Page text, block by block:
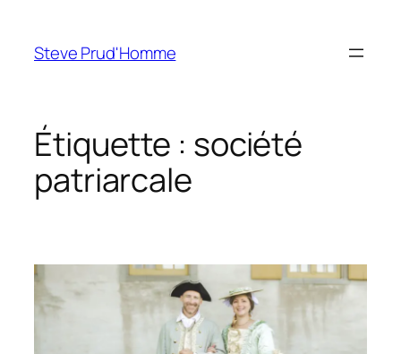
contenu
Steve Prud'Homme
Étiquette : société
patriarcale